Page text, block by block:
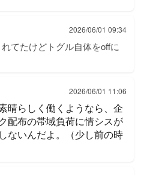
2026/06/01 09:34
てたけどトグル自体をoffに
2026/06/01 11:06
晴らしく働くようなら、企
配布の帯域負荷に情シスが
ないんだよ。（少し前の時